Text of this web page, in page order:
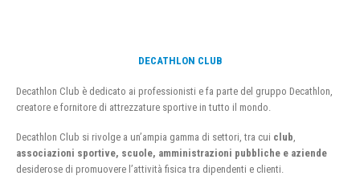
DECATHLON CLUB
Decathlon Club è dedicato ai professionisti e fa parte del gruppo Decathlon,
creatore e fornitore di attrezzature sportive in tutto il mondo.
Decathlon Club si rivolge a un’ampia gamma di settori, tra cui club
associazioni sportive, scuole, amministrazioni pubbliche e aziende
desiderose di promuovere l’attività fisica tra dipendenti e clienti.